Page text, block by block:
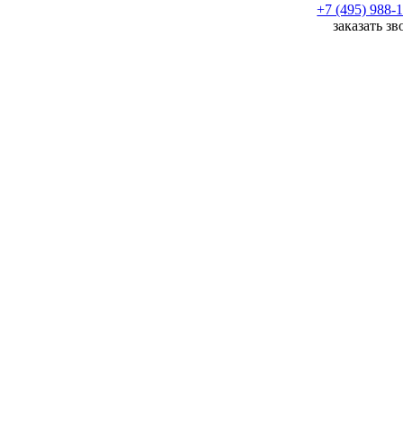
+7 (495) 988-
заказать